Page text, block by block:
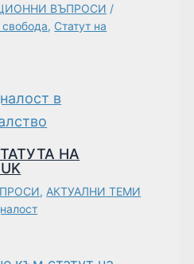
ВЪПРОСИ /
, Статут на
НА
, АКТУАЛНИ ТЕМИ